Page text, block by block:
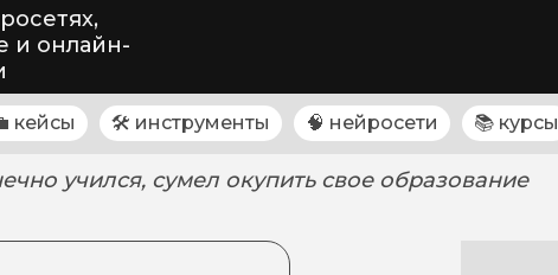
и онлайн-
кейсы 🛠 инструменты 🧠 нейросети 📚 курсы
учился, сумел окупить свое образование